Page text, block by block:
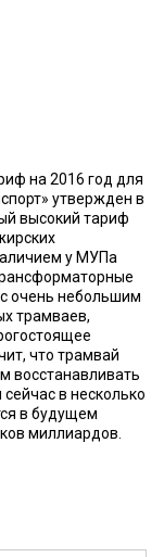
на 2016 год для
утвержден в
высокий тариф
у МУПа
очень небольшим
трамваев,
что трамвай
восстанавливать
в несколько
в будущем
миллиардов.